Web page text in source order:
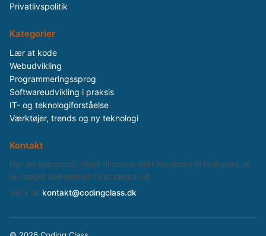
Privatlivspolitik
Kategorier
Lær at kode
Webudvikling
Programmeringssprog
Softwareudvikling i praksis
IT- og teknologiforståelse
Værktøjer, trends og ny teknologi
Kontakt
Har du spørgsmål, idéer til emner eller feedback til indholdet, er
du meget velkommen til at række ud.
Skriv til: kontakt@codingclass.dk